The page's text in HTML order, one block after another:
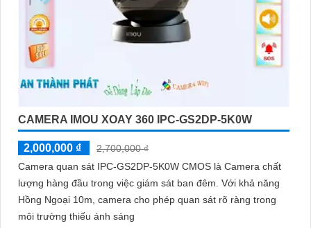
CAMERA IMOU XOAY 360 IPC-GS2DP-5K0W
2,000,000 ₫
2,700,000 ₫
Camera quan sát IPC-GS2DP-5K0W CMOS là Camera chất
lượng hàng đầu trong việc giám sát ban đêm. Với khả năng
Hồng Ngoại 10m, camera cho phép quan sát rõ ràng trong
môi trường thiếu ánh sáng